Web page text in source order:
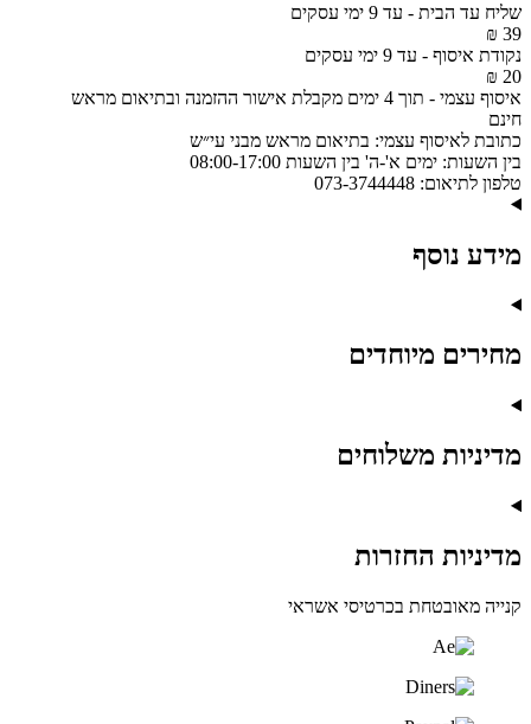
שליח עד הבית - עד 9 ימי עסקים
39 ₪
נקודת איסוף - עד 9 ימי עסקים
20 ₪
איסוף עצמי - תוך 4 ימים מקבלת אישור ההזמנה ובתיאום מראש
חינם
כתובת לאיסוף עצמי: בתיאום מראש מבני עי״ש
בין השעות: ימים א'-ה' בין השעות 08:00-17:00
טלפון לתיאום: 073-3744448
מידע נוסף
מחירים מיוחדים
מדיניות משלוחים
מדיניות החזרות
קנייה מאובטחת בכרטיסי אשראי